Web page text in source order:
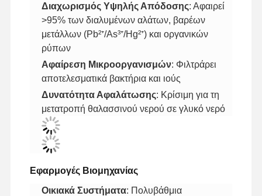
​Διαχωρισμός Υψηλής Απόδοσης​​: Αφαιρεί
>95% των διαλυμένων αλάτων, βαρέων
μετάλλων (Pb²⁺/As³⁺/Hg²⁺) και οργανικών
ρύπων
​Αφαίρεση Μικροοργανισμών​​: Φιλτράρει
αποτελεσματικά βακτήρια και ιούς
​Δυνατότητα Αφαλάτωσης​​: Κρίσιμη για τη
μετατροπή θαλασσινού νερού σε γλυκό νερό
​Εφαρμογές Βιομηχανίας​
​Οικιακά Συστήματα​​: Πολυβάθμια